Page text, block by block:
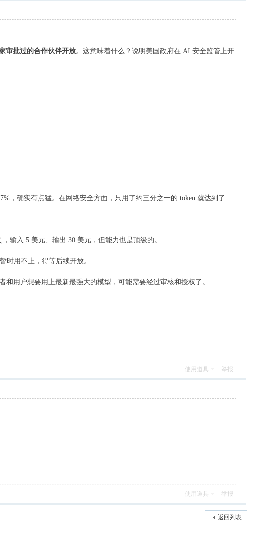
审批过的合作伙伴开放。这意味着什么？说明美国政府在 AI 安全监管上开
，确实有点猛。在网络安全方面，只用了约三分之一的 token 就达到了
输入 5 美元、输出 30 美元，但能力也是顶级的。
时用不上，得等后续开放。
用户想要用上最新最强大的模型，可能需要经过审核和授权了。
使用道具 举报
使用道具 举报
返回列表